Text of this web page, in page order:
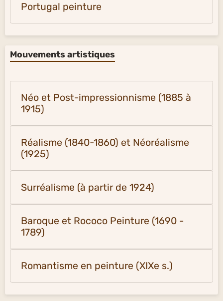
Portugal peinture
Mouvements artistiques
Néo et Post-impressionnisme (1885 à
1915)
Réalisme (1840-1860) et Néoréalisme
(1925)
Surréalisme (à partir de 1924)
Baroque et Rococo Peinture (1690 -
1789)
Romantisme en peinture (XIXe s.)